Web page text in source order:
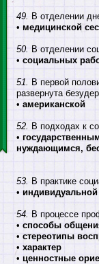
49. В отделении
• медицинской
50. В отделении
• социальных
51.
В первой
развернута
• американской
52. В подходах к
•
нуждающимся,
53. В практике
•
54. В процессе
• способы
• стереотипы
• характер
• ценностные